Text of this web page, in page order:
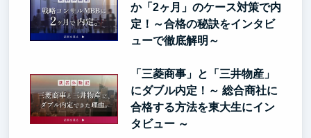
か「2ヶ月」のケース対策で内
定！～合格の秘訣をインタビ
ューで徹底解明～
「三菱商事」と「三井物産」
にダブル内定！～ 総合商社に
合格する方法を東大生にイン
タビュー ～